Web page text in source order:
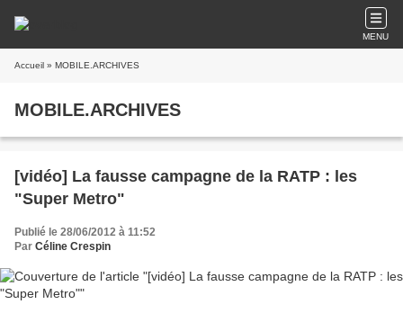
MENU
Accueil » MOBILE.ARCHIVES
MOBILE.ARCHIVES
[vidéo] La fausse campagne de la RATP : les
"Super Metro"
Publié le 28/06/2012 à 11:52
Par Céline Crespin